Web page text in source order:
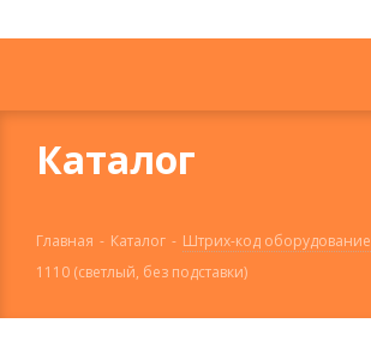
Каталог
Главная - Каталог - Штрих-код оборудование
1110 (светлый, без подставки)